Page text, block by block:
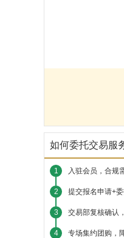
如何委托交易服
1 入驻会员，合规
2 提交报名申请+
3 交易部复核确认
4 专场集约团购，